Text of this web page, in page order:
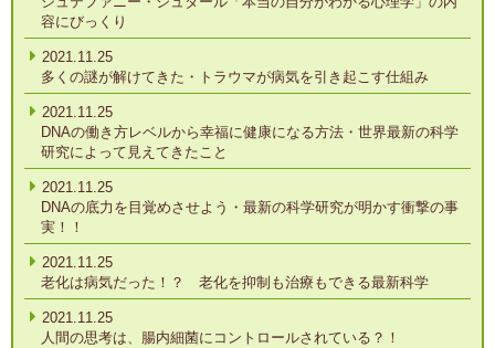
容にびっくり
2021.11.25
多くの謎が解けてきた・トラウマが病気を引き起こす仕組み
2021.11.25
DNAの働き方レベルから幸福に健康になる方法・世界最新の科学
研究によって見えてきたこと
2021.11.25
DNAの底力を目覚めさせよう・最新の科学研究が明かす衝撃の事
実！！
2021.11.25
老化は病気だった！？ 老化を抑制も治療もできる最新科学
2021.11.25
人間の思考は、腸内細菌にコントロールされている？！